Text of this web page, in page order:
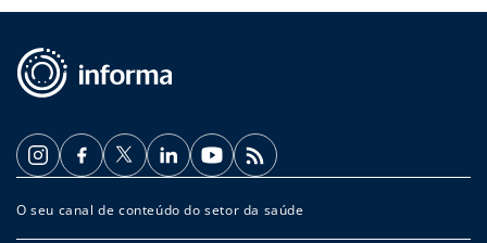
O seu canal de conteúdo do setor da saúde